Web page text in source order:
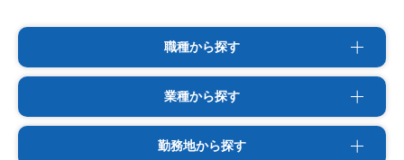
職種から探す
業種から探す
勤務地から探す